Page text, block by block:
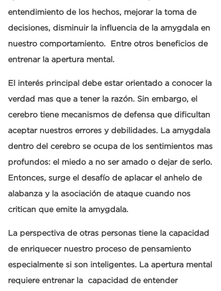
entendimiento de los hechos, mejorar la toma de
decisiones, disminuir la influencia de la amygdala en
nuestro comportamiento. Entre otros beneficios de
entrenar la apertura mental.
El interés principal debe estar orientado a conocer la
verdad mas que a tener la razón. Sin embargo, el
cerebro tiene mecanismos de defensa que dificultan
aceptar nuestros errores y debilidades. La amygdala
dentro del cerebro se ocupa de los sentimientos mas
profundos: el miedo a no ser amado o dejar de serlo.
Entonces, surge el desafío de aplacar el anhelo de
alabanza y la asociación de ataque cuando nos
critican que emite la amygdala.
La perspectiva de otras personas tiene la capacidad
de enriquecer nuestro proceso de pensamiento
especialmente si son inteligentes. La apertura mental
requiere entrenar la capacidad de entender